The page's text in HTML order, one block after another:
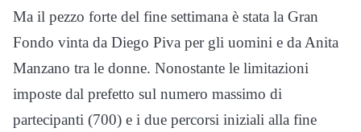
Ma il pezzo forte del fine settimana è stata la Gran
Fondo vinta da Diego Piva per gli uomini e da Anita
Manzano tra le donne. Nonostante le limitazioni
imposte dal prefetto sul numero massimo di
partecipanti (700) e i due percorsi iniziali alla fine